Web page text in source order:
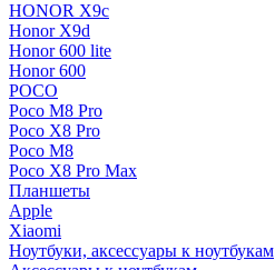
HONOR X9c
Honor X9d
Honor 600 lite
Honor 600
POCO
Poco M8 Pro
Poco X8 Pro
Poco M8
Poco X8 Pro Max
Планшеты
Apple
Xiaomi
Ноутбуки, аксессуары к ноутбукам